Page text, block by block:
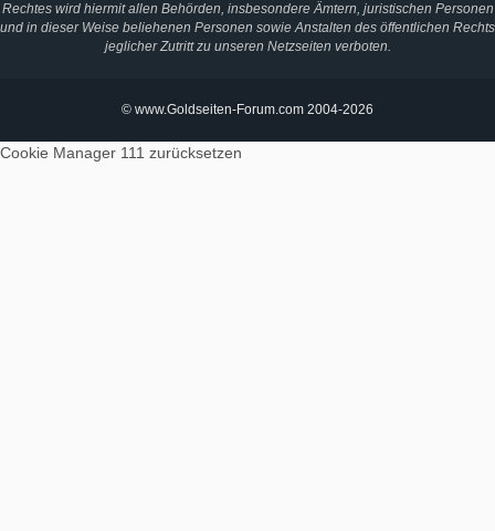
Rechtes wird hiermit allen Behörden, insbesondere Ämtern, juristischen Personen
und in dieser Weise beliehenen Personen sowie Anstalten des öffentlichen Rechts
jeglicher Zutritt zu unseren Netzseiten verboten.
© www.Goldseiten-Forum.com 2004-2026
Cookie Manager 111 zurücksetzen